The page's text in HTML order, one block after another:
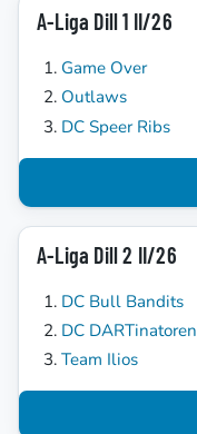
A-Liga Dill 1 II/26
Game Over
Outlaws
DC Speer Ribs
A-Liga Dill 2 II/26
DC Bull Bandits
DC DARTinatoren
Team Ilios